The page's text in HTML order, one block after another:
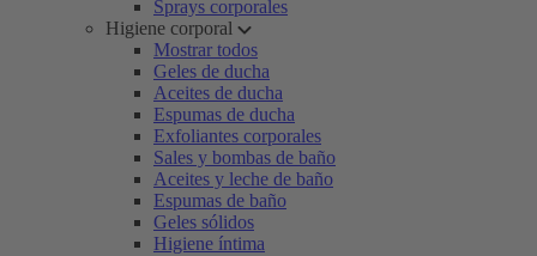
Sprays corporales
Higiene corporal
Mostrar todos
Geles de ducha
Aceites de ducha
Espumas de ducha
Exfoliantes corporales
Sales y bombas de baño
Aceites y leche de baño
Espumas de baño
Geles sólidos
Higiene íntima